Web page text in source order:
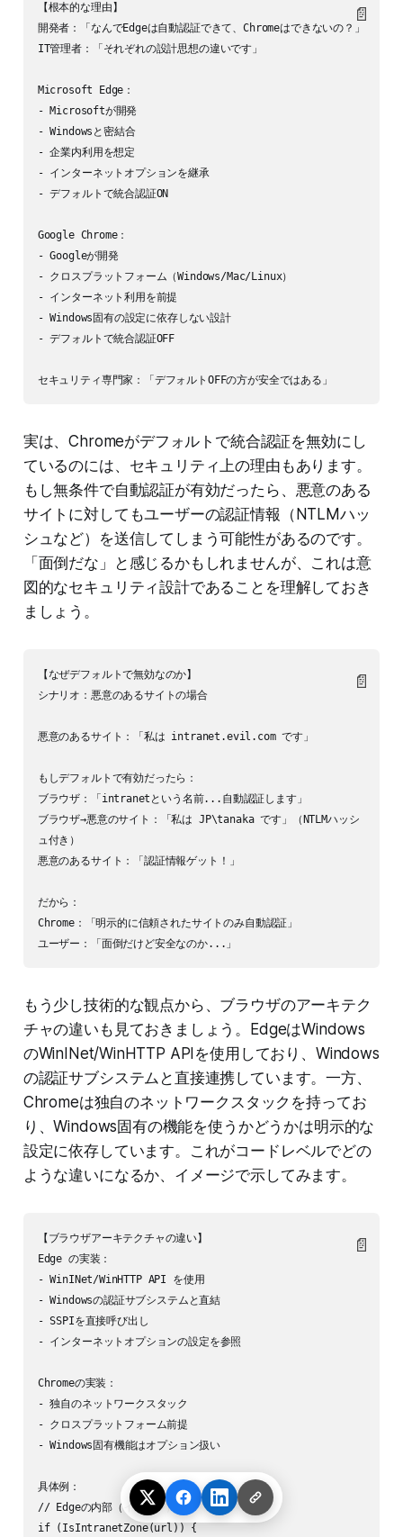
【根本的な理由】
開発者：「なんでEdgeは自動認証できて、Chromeはできないの？」
IT管理者：「それぞれの設計思想の違いです」
Microsoft Edge：
- Microsoftが開発
- Windowsと密結合
- 企業内利用を想定
- インターネットオプションを継承
- デフォルトで統合認証ON
Google Chrome：
- Googleが開発
- クロスプラットフォーム（Windows/Mac/Linux）
- インターネット利用を前提
- Windows固有の設定に依存しない設計
- デフォルトで統合認証OFF
📄
実は、Chromeがデフォルトで統合認証を無効にし
ているのには、セキュリティ上の理由もあります。
もし無条件で自動認証が有効だったら、悪意のある
サイトに対してもユーザーの認証情報（NTLMハッ
シュなど）を送信してしまう可能性があるのです。
「面倒だな」と感じるかもしれませんが、これは意
図的なセキュリティ設計であることを理解しておき
ましょう。
【なぜデフォルトで無効なのか】
シナリオ：悪意のあるサイトの場合
悪意のあるサイト：「私は intranet.evil.com です」
もしデフォルトで有効だったら：
ブラウザ：「intranetという名前...自動認証します」
ブラウザ→悪意のサイト：「私は JP\tanaka です」（NTLMハッシ
ュ付き）
悪意のあるサイト：「認証情報ゲット！」
だから：
Chrome：「明示的に信頼されたサイトのみ自動認証」
📄
もう少し技術的な観点から、ブラウザのアーキテク
チャの違いも見ておきましょう。EdgeはWindows
のWinINet/WinHTTP APIを使用しており、Windows
の認証サブシステムと直接連携しています。一方、
Chromeは独自のネットワークスタックを持ってお
り、Windows固有の機能を使うかどうかは明示的な
設定に依存しています。これがコードレベルでどの
ような違いになるか、イメージで示してみます。
【ブラウザアーキテクチャの違い】
Edge の実装：
- WinINet/WinHTTP API を使用
- Windowsの認証サブシステムと直結
- SSPIを直接呼び出し
- インターネットオプションの設定を参照
Chromeの実装：
- 独自のネットワークスタック
- クロスプラットフォーム前提
- Windows固有機能はオプション扱い
具体例：
// Edgeの内部（イメージ）
if (IsIntranetZone(url)) {
📄